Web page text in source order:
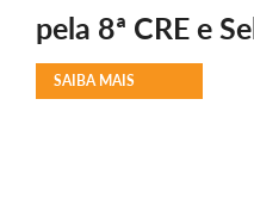
pela 8ª CRE e
SAIBA MAIS